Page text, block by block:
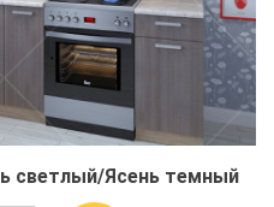
светлый/Ясень темный